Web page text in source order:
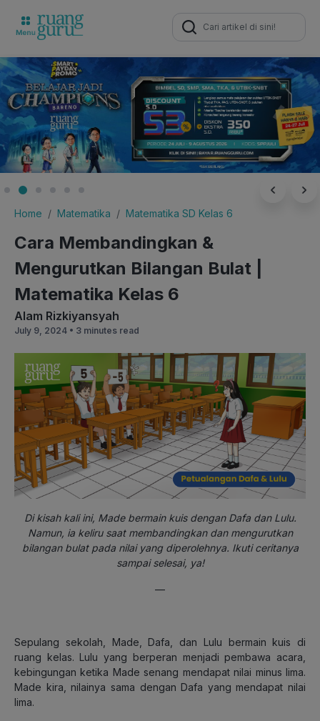
Search
for:
Home Matematika Matematika SD Kelas 6
Cara Membandingkan &
Mengurutkan Bilangan Bulat |
Matematika Kelas 6
Alam Rizkiyansyah
July 9, 2024 • 3 minutes read
Di kisah kali ini, Made bermain kuis dengan Dafa dan Lulu.
Namun, ia keliru saat membandingkan dan mengurutkan
bilangan bulat pada nilai yang diperolehnya. Ikuti ceritanya
sampai selesai, ya!
—
Sepulang sekolah, Made, Dafa, dan Lulu bermain kuis di
ruang kelas. Lulu yang berperan menjadi pembawa acara,
kebingungan ketika Made senang mendapat nilai minus lima.
Made kira, nilainya sama dengan Dafa yang mendapat nilai
lima.